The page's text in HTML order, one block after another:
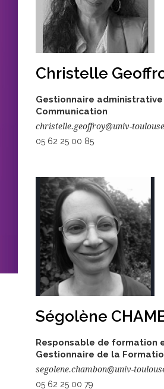
Christelle
Gestionnaire administrative
Communication
christelle.geoffroy@univ-
05 62 25 00 85
Ségolène
Responsable de formation
Gestionnaire de la
segolene.chambon@univ-
05 62 25 00 79